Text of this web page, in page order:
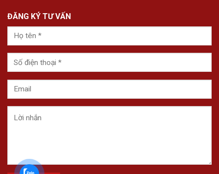
ĐĂNG KÝ TƯ VẤN